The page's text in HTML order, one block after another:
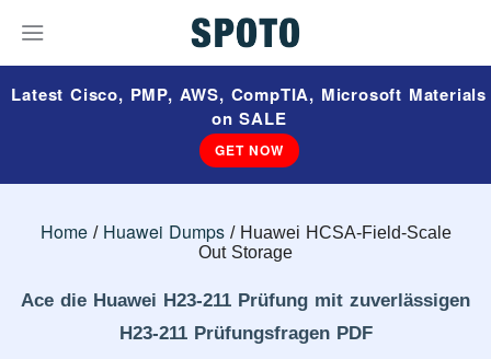
Latest Cisco, PMP, AWS, CompTIA, Microsoft Materials
on SALE
GET NOW
Home Huawei Dumps
Huawei HCSA-Field-Scale
Out Storage
Ace die Huawei H23-211 Prüfung mit zuverlässigen
H23-211 Prüfungsfragen PDF